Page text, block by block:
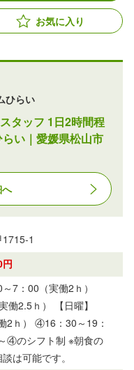
お気に入り
ひらい
タッフ 1日2時間程
い｜愛媛県松山市
1
7：00（実働2ｈ）
2.5ｈ） 【日曜】
2ｈ） ④16：30～19：
④のシフト制 ※朝食の
は可能です。